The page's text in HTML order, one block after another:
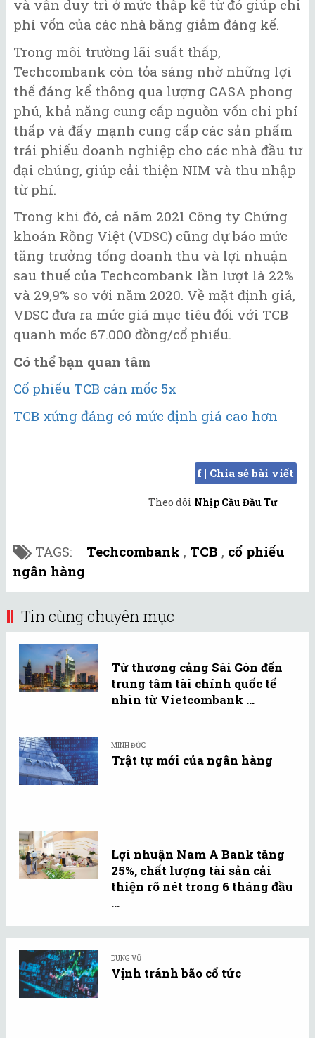
và vẫn duy trì ở mức thấp kể từ đó giúp chi
phí vốn của các nhà băng giảm đáng kể.
Trong môi trường lãi suất thấp,
Techcombank còn tỏa sáng nhờ những lợi
thế đáng kể thông qua lượng CASA phong
phú, khả năng cung cấp nguồn vốn chi phí
thấp và đẩy mạnh cung cấp các sản phẩm
trái phiếu doanh nghiệp cho các nhà đầu tư
đại chúng, giúp cải thiện NIM và thu nhập
từ phí.
Trong khi đó, cả năm 2021 Công ty Chứng
khoán Rồng Việt (VDSC) cũng dự báo mức
tăng trưởng tổng doanh thu và lợi nhuận
sau thuế của Techcombank lần lượt là 22%
và 29,9% so với năm 2020. Về mặt định giá,
VDSC đưa ra mức giá mục tiêu đối với TCB
quanh mốc 67.000 đồng/cổ phiếu.
Có thể bạn quan tâm
Cổ phiếu TCB cán mốc 5x
TCB xứng đáng có mức định giá cao hơn
f | Chia sẻ bài viết
Theo dõi Nhịp Cầu Đầu Tư
TAGS: Techcombank , TCB , cổ phiếu
ngân hàng
Tin cùng chuyên mục
Từ thương cảng Sài Gòn đến
trung tâm tài chính quốc tế
nhìn từ Vietcombank ...
MINH ĐỨC
Trật tự mới của ngân hàng
Lợi nhuận Nam A Bank tăng
25%, chất lượng tài sản cải
thiện rõ nét trong 6 tháng đầu
...
DUNG VŨ
Vịnh tránh bão cổ tức